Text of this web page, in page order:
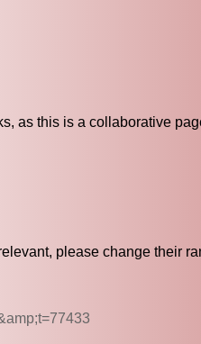
as this is a collaborative
please change their